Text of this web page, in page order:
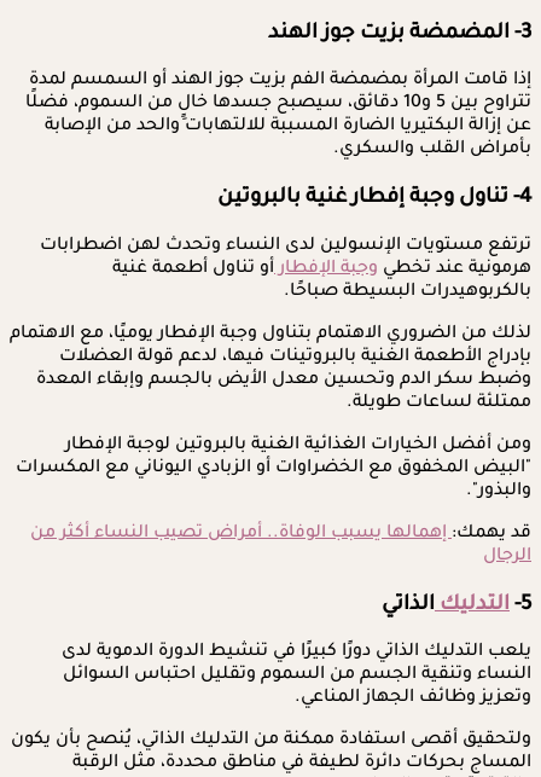
3- المضمضة بزيت جوز الهند
إذا قامت المرأة بمضمضة الفم بزيت جوز الهند أو السمسم لمدة
تتراوح بين 5 و10 دقائق، سيصبح جسدها خالٍِ من السموم، فضلًا
عن إزالة البكتيريا الضارة المسببة للالتهابات والحد من الإصابة
بأمراض القلب والسكري.
4- تناول وجبة إفطار غنية بالبروتين
ترتفع مستويات الإنسولين لدى النساء وتحدث لهن اضطرابات
هرمونية عند تخطي وجبة الإفطارأو تناول أطعمة غنية
بالكربوهيدرات البسيطة صباحًا.
لذلك من الضروري الاهتمام بتناول وجبة الإفطار يوميًا، مع الاهتمام
بإدراج الأطعمة الغنية بالبروتينات فيها، لدعم قولة العضلات
وضبط سكر الدم وتحسين معدل الأيض بالجسم وإبقاء المعدة
ممتلئة لساعات طويلة.
ومن أفضل الخيارات الغذائية الغنية بالبروتين لوجبة الإفطار
"البيض المخفوق مع الخضراوات أو الزبادي اليوناني مع المكسرات
والبذور".
قد يهمك:إهمالها يسبب الوفاة.. أمراض تصيب النساء أكثر من
الرجال
5- التدليكالذاتي
يلعب التدليك الذاتي دورًا كبيرًا في تنشيط الدورة الدموية لدى
النساء وتنقية الجسم من السموم وتقليل احتباس السوائل
وتعزيز وظائف الجهاز المناعي.
ولتحقيق أقصى استفادة ممكنة من التدليك الذاتي، يُنصح بأن يكون
المساج بحركات دائرة لطيفة في مناطق محددة، مثل الرقبة